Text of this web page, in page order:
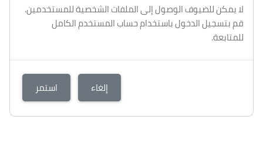
لا يمكن للضيوف الوصول إلى الملفات الشخصية للمستخدمين.
قم بتسجيل الدخول باستخدام حساب المستخدم الكامل
للمتابعة.
إلغاء استمر